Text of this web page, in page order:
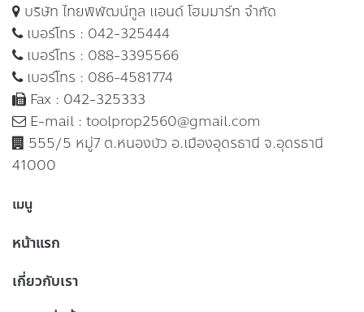
บริษัท ไทยพิพัฒน์ทูล แอนด์ โฮมมาร์ท จำกัด
เบอร์โทร : 042-325444
เบอร์โทร : 088-3395566
เบอร์โทร : 086-4581774
Fax : 042-325333
E-mail : toolprop2560@gmail.com
555/5 หมู่7 ต.หนองบัว อ.เมืองอุดรธานี จ.อุดรธานี
41000
เมนู
หน้าแรก
เกี่ยวกับเรา